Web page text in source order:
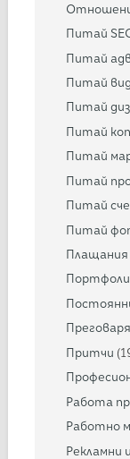
Питай
Питай
Питай
Питай
Питай
Питай
Питай
Питай
Питай
Плащания
Притчи
Работа
Работно
Рекламни